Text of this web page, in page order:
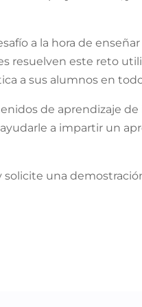
a la hora de
resuelven este reto
a sus alumnos en
de aprendizaje
a impartir un
solicite una